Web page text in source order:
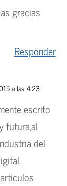
gracias
Responder
a las 4:23
escrito
futura,al
del